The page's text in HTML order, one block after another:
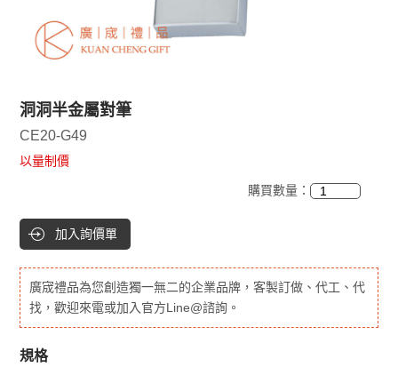
洞洞半金屬對筆
CE20-G49
以量制價
購買數量：
加入詢價單
廣宬禮品為您創造獨一無二的企業品牌，客製訂做、代工、代
找，歡迎來電或加入官方Line@諮詢。
規格